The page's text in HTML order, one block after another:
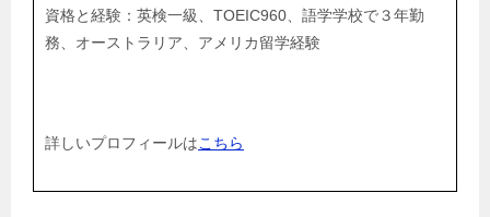
資格と経験：英検一級、TOEIC960、語学学校で３年勤
務、オーストラリア、アメリカ留学経験
詳しいプロフィールはこちら